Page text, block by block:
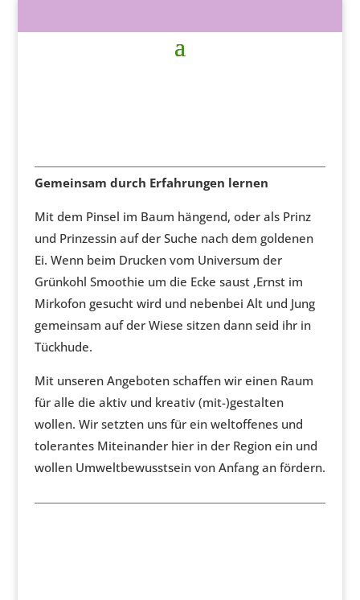
Gemeinsam durch Erfahrungen lernen
Mit dem Pinsel im Baum hängend, oder als Prinz
und Prinzessin auf der Suche nach dem goldenen
Ei. Wenn beim Drucken vom Universum der
Grünkohl Smoothie um die Ecke saust ,Ernst im
Mirkofon gesucht wird und nebenbei Alt und Jung
gemeinsam auf der Wiese sitzen dann seid ihr in
Tückhude.
Mit unseren Angeboten schaffen wir einen Raum
für alle die aktiv und kreativ (mit-)gestalten
wollen. Wir setzten uns für ein weltoffenes und
tolerantes Miteinander hier in der Region ein und
wollen Umweltbewusstsein von Anfang an fördern.